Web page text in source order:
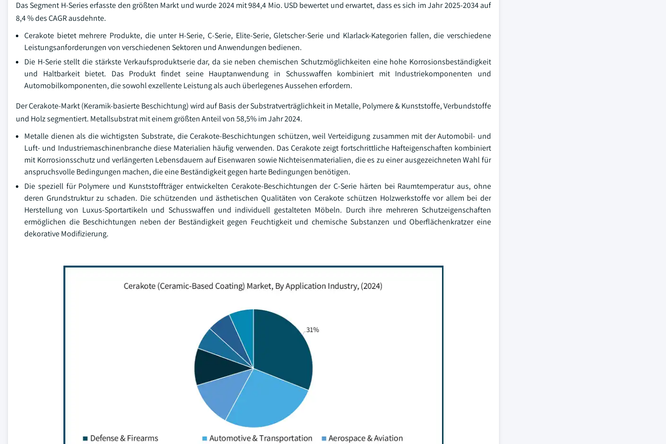
Das Segment H-Series erfasste den größten Markt und wurde 2024 mit 984,4 Mio. USD bewertet und erwartet, dass es sich im Jahr 2025-2034 auf
8,4 % des CAGR ausdehnte.
Cerakote bietet mehrere Produkte, die unter H-Serie, C-Serie, Elite-Serie, Gletscher-Serie und Klarlack-Kategorien fallen, die verschiedene
Leistungsanforderungen von verschiedenen Sektoren und Anwendungen bedienen.
Die H-Serie stellt die stärkste Verkaufsproduktserie dar, da sie neben chemischen Schutzmöglichkeiten eine hohe Korrosionsbeständigkeit
und Haltbarkeit bietet. Das Produkt findet seine Hauptanwendung in Schusswaffen kombiniert mit Industriekomponenten und
Automobilkomponenten, die sowohl exzellente Leistung als auch überlegenes Aussehen erfordern.
Der Cerakote-Markt (Keramik-basierte Beschichtung) wird auf Basis der Substratverträglichkeit in Metalle, Polymere & Kunststoffe, Verbundstoffe
und Holz segmentiert. Metallsubstrat mit einem größten Anteil von 58,5% im Jahr 2024.
Metalle dienen als die wichtigsten Substrate, die Cerakote-Beschichtungen schützen, weil Verteidigung zusammen mit der Automobil- und
Luft- und Industriemaschinenbranche diese Materialien häufig verwenden. Das Cerakote zeigt fortschrittliche Hafteigenschaften kombiniert
mit Korrosionsschutz und verlängerten Lebensdauern auf Eisenwaren sowie Nichteisenmaterialien, die es zu einer ausgezeichneten Wahl für
anspruchsvolle Bedingungen machen, die eine Beständigkeit gegen harte Bedingungen benötigen.
Die speziell für Polymere und Kunststoffträger entwickelten Cerakote-Beschichtungen der C-Serie härten bei Raumtemperatur aus, ohne
deren Grundstruktur zu schaden. Die schützenden und ästhetischen Qualitäten von Cerakote schützen Holzwerkstoffe vor allem bei der
Herstellung von Luxus-Sportartikeln und Schusswaffen und individuell gestalteten Möbeln. Durch ihre mehreren Schutzeigenschaften
ermöglichen die Beschichtungen neben der Beständigkeit gegen Feuchtigkeit und chemische Substanzen und Oberflächenkratzer eine
dekorative Modifizierung.